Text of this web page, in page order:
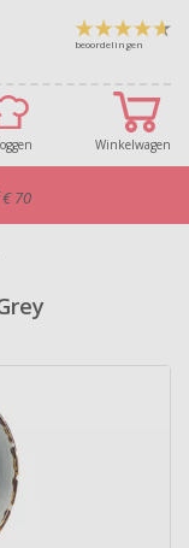
beoordelingen
Winkelwagen
70